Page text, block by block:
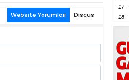
Website Yorumları Disqus
17
18